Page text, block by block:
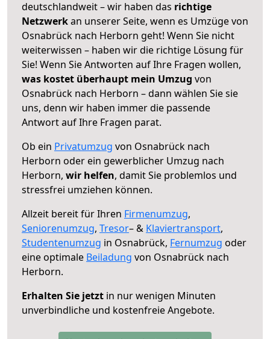
deutschlandweit – wir haben das richtige
Netzwerkan unserer Seite, wenn es Umzüge von
Osnabrück nach Herborn geht! Wenn Sie nicht
weiterwissen – haben wir die richtige Lösung für
Sie! Wenn Sie Antworten auf Ihre Fragen wollen,
was kostet überhaupt mein Umzug von
Osnabrück nach Herborn – dann wählen Sie sie
uns, denn wir haben immer die passende
Antwort auf Ihre Fragen parat.
Ob ein Privatumzug von Osnabrück nach
Herborn oder ein gewerblicher Umzug nach
Herborn, wir helfen, damit Sie problemlos und
stressfrei umziehen können.
Allzeit bereit für Ihren Firmenumzug,
Seniorenumzug, Tresor– & Klaviertransport,
Studentenumzug in Osnabrück, Fernumzug oder
eine optimale Beiladung von Osnabrück nach
Herborn.
Erhalten Sie jetzt in nur wenigen Minuten
unverbindliche und kostenfreie Angebote.